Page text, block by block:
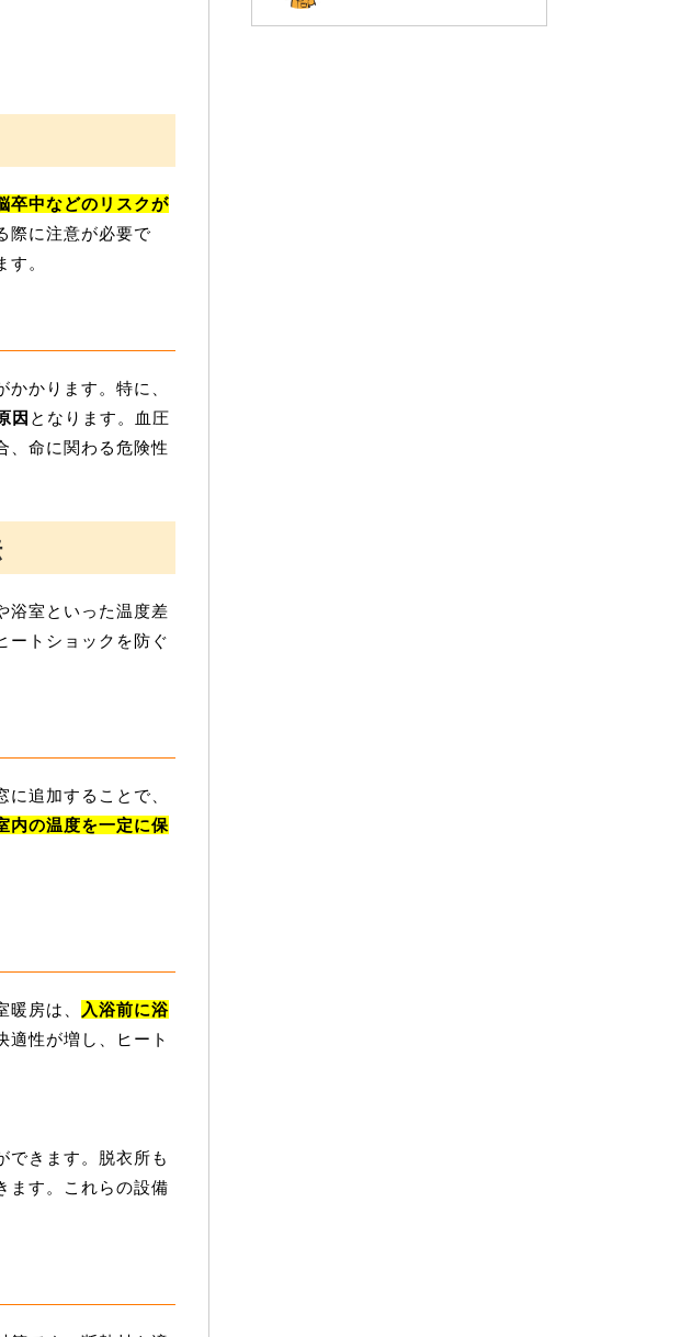
卒中などのリスクが
際に注意が必要で
。
かります。特に、
因 となります。血圧
、命に関わる危険性
浴室といった温度差
ートショックを防ぐ
追加することで、
内の温度を一定に保
房は、
入浴前に浴
適性が増し、ヒート
できます。脱衣所も
ます。これらの設備